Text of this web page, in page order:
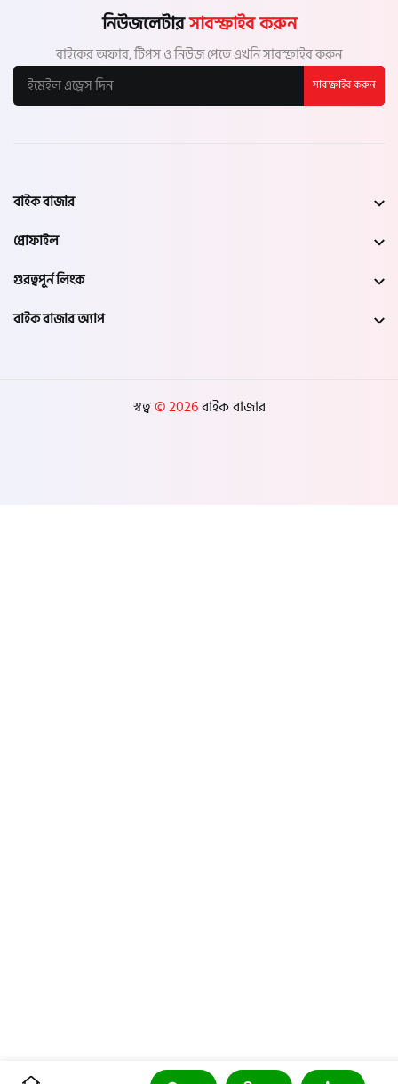
নিউজলেটারসাবস্ক্রাইব করুন
বাইকের অফার, টিপস ও নিউজ পেতে এখনি সাবস্ক্রাইব করুন
সাবস্ক্রাইব করুন
বাইক বাজার
প্রোফাইল
গুরত্বপূর্ন লিংক
বাইক বাজার অ্যাপ
স্বত্ব© 2026বাইক বাজার